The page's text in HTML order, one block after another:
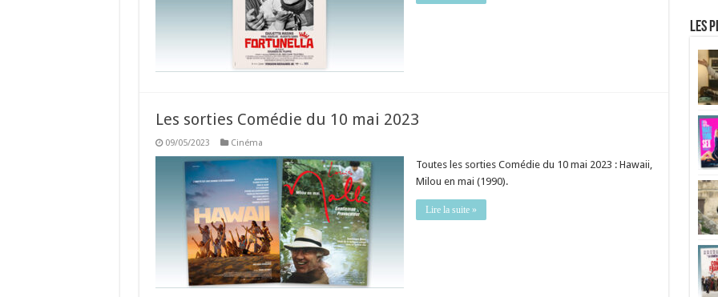
Les sorties Comédie du 10 mai 2023
09/05/2023 Cinéma
Toutes les sorties Comédie du 10 mai 2023 : Hawaii,
Milou en mai (1990).
Lire la suite »
Les